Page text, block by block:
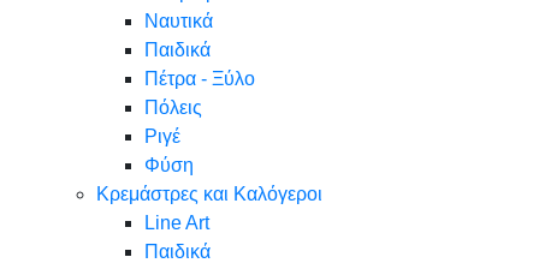
Ναυτικά
Παιδικά
Πέτρα - Ξύλο
Πόλεις
Ριγέ
Φύση
Κρεμάστρες και Καλόγεροι
Line Art
Παιδικά